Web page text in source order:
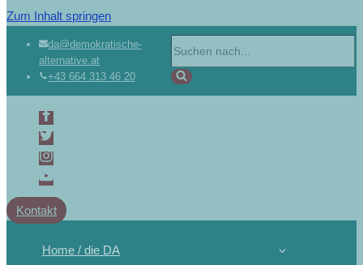
Zum Inhalt springen
da@demokratische-
alternative.at
+43 664 313 46 20
Kontakt
Home / die DA